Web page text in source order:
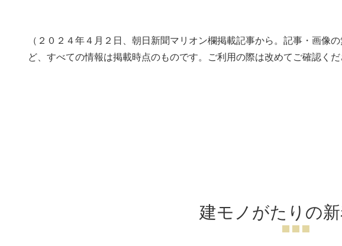
（２０２４年４月２日、朝日新聞マリオン欄掲載記事から。記事・画像
ど、すべての情報は掲載時点のものです。ご利用の際は改めてご確認くだ
建モノがたりの